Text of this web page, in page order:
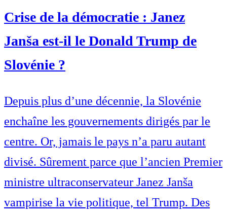
Crise de la démocratie : Janez
Janša est-il le Donald Trump de
Slovénie ?
Depuis plus d’une décennie, la Slovénie
enchaîne les gouvernements dirigés par le
centre. Or, jamais le pays n’a paru autant
divisé. Sûrement parce que l’ancien Premier
ministre ultraconservateur Janez Janša
vampirise la vie politique, tel Trump. Des